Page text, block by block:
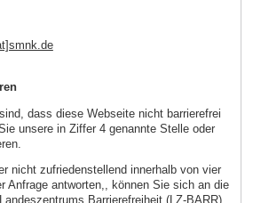
dass diese Webseite nicht barrierefrei
unsere in Ziffer 4 genannte Stelle oder
nicht zufriedenstellend innerhalb von vier
Anfrage antworten,, können Sie sich an die
Barrierefreiheit (LZ-BARR)